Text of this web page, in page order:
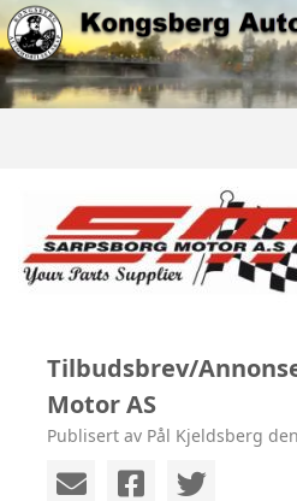
Tilbudsbrev/
Motor AS
Publisert av Pål Kjeldsberg